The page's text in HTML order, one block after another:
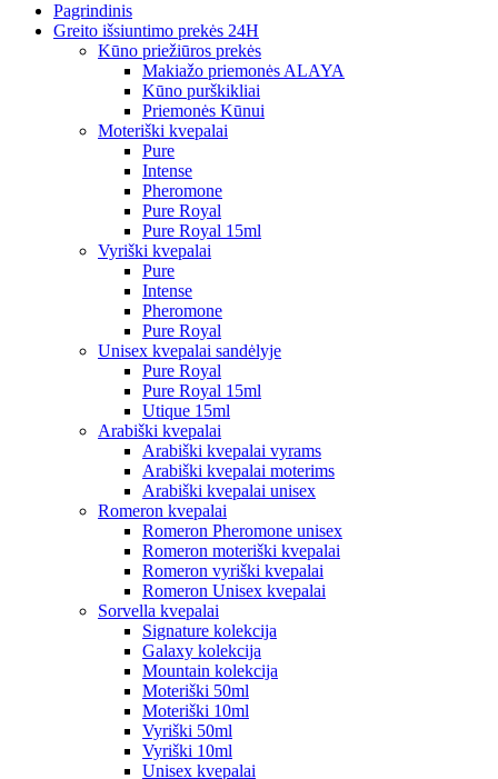
Pagrindinis
Greito išsiuntimo prekės 24H
Kūno priežiūros prekės
Makiažo priemonės ALAYA
Kūno purškikliai
Priemonės Kūnui
Moteriški kvepalai
Pure
Intense
Pheromone
Pure Royal
Pure Royal 15ml
Vyriški kvepalai
Pure
Intense
Pheromone
Pure Royal
Unisex kvepalai sandėlyje
Pure Royal
Pure Royal 15ml
Utique 15ml
Arabiški kvepalai
Arabiški kvepalai vyrams
Arabiški kvepalai moterims
Arabiški kvepalai unisex
Romeron kvepalai
Romeron Pheromone unisex
Romeron moteriški kvepalai
Romeron vyriški kvepalai
Romeron Unisex kvepalai
Sorvella kvepalai
Signature kolekcija
Galaxy kolekcija
Mountain kolekcija
Moteriški 50ml
Moteriški 10ml
Vyriški 50ml
Vyriški 10ml
Unisex kvepalai